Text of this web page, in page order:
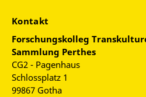
Kontakt
Forschungskolleg
Sammlung Perthes
CG2 - Pagenhaus
Schlossplatz 1
99867 Gotha